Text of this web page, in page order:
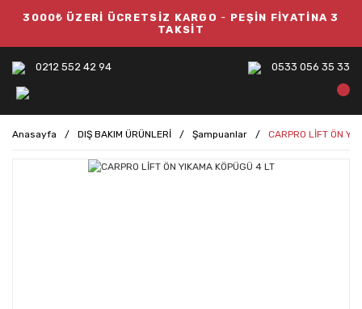
3000₺ ÜZERİ ÜCRETSİZ KARGO - PEŞİN FİYATİNA 3
TAKSİT
0212 552 42 94 0533 056 35 33
Anasayfa DIŞ BAKIM ÜRÜNLERİ Şampuanlar CARPRO LİFT ÖN